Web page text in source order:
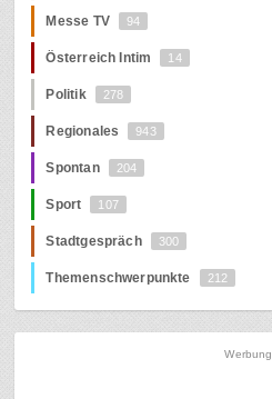
Messe TV 94
Österreich Intim 14
Politik 278
Regionales 943
Spontan 204
Sport 107
Stadtgespräch 300
Themenschwerpunkte 212
Werbung